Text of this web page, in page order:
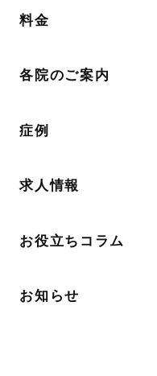
料金
各院のご案内
症例
求人情報
お役立ちコラム
お知らせ